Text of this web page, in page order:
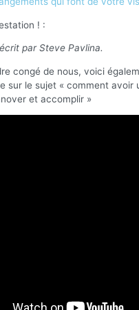
! :
écrit par Steve Pavlina.
congé de nous, voici
sur le sujet « comment avoir
et accomplir »